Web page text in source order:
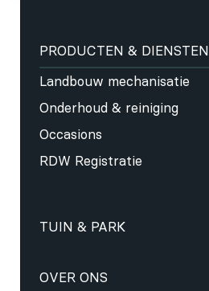
PRODUCTEN & DIENSTEN
Landbouw mechanisatie
Onderhoud & reiniging
Occasions
RDW Registratie
TUIN & PARK
OVER ONS